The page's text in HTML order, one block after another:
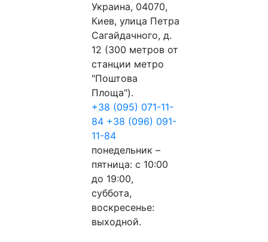
Украина, 04070,
Киев, улица Петра
Сагайдачного, д.
12 (300 метров от
станции метро
"Поштова
Площа").
+38 (095) 071-11-
84 +38 (096) 091-
11-84
понедельник –
пятница: с 10:00
до 19:00,
суббота,
воскресенье:
выходной.